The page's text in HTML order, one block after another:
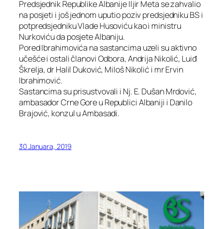
Predsjednik Republike Albanije Iljir Meta se zahvalio
na posjeti i još jednom uputio poziv predsjedniku BS i
potpredsjedniku Vlade Husoviću kao i ministru
Nurkoviću da posjete Albaniju.
Pored Ibrahimovića na sastancima uzeli su aktivno
učešće i ostali članovi Odbora, Andrija Nikolić, Luiđ
Škrelja, dr Halil Duković, Miloš Nikolić i mr Ervin
Ibrahimović.
Sastancima su prisustvovali i Nj. E. Dušan Mrdović,
ambasador Crne Gore u Republici Albaniji i Danilo
Brajović, konzul u Ambasadi.
30 Januara, 2019